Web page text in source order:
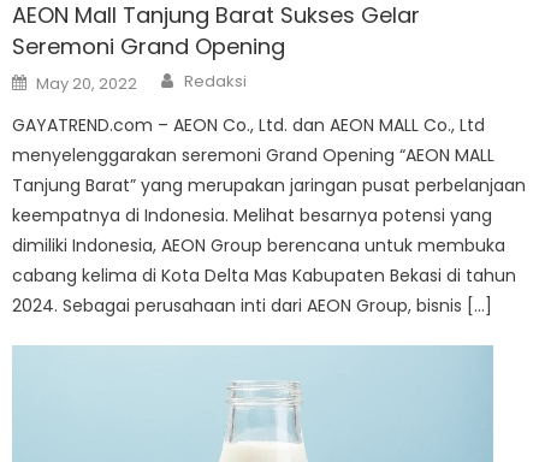
AEON Mall Tanjung Barat Sukses Gelar
Seremoni Grand Opening
Posted
on
May 20, 2022 Author
Redaksi
GAYATREND.com – AEON Co., Ltd. dan AEON MALL Co., Ltd
menyelenggarakan seremoni Grand Opening “AEON MALL
Tanjung Barat” yang merupakan jaringan pusat perbelanjaan
keempatnya di Indonesia. Melihat besarnya potensi yang
dimiliki Indonesia, AEON Group berencana untuk membuka
cabang kelima di Kota Delta Mas Kabupaten Bekasi di tahun
2024. Sebagai perusahaan inti dari AEON Group, bisnis […]